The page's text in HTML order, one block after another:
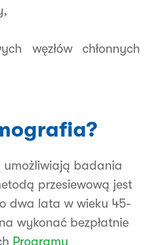
węzłów chłonnych
umożliwiają badania
przesiewową jest
dwa lata w wieku 45-
wykonać bezpłatnie
Programu